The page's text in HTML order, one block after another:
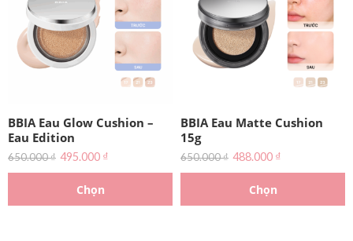
BBIA Eau Glow Cushion –
Eau Edition
650.000₫ 495.000 ₫
Chọn
BBIA Eau Matte Cushion
15g
650.000₫ 488.000 ₫
Chọn